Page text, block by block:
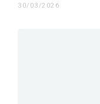
30/03/2026